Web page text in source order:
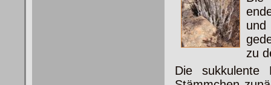
und
zu
Die sukkulente